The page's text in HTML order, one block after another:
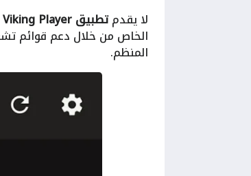
لا يقدمتطبيق Viking Player
المنظم.